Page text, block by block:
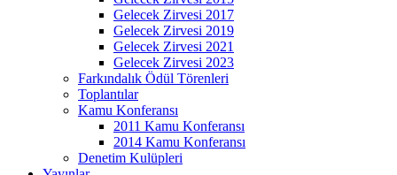
Gelecek Zirvesi 2017
Gelecek Zirvesi 2019
Gelecek Zirvesi 2021
Gelecek Zirvesi 2023
Farkındalık Ödül Törenleri
Toplantılar
Kamu Konferansı
2011 Kamu Konferansı
2014 Kamu Konferansı
Denetim Kulüpleri